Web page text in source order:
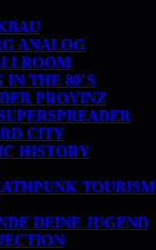
ANALOG
IN THE 80’S
PROVINZ
CITY
HISTORY
TOURISM
DEINE JUGEND